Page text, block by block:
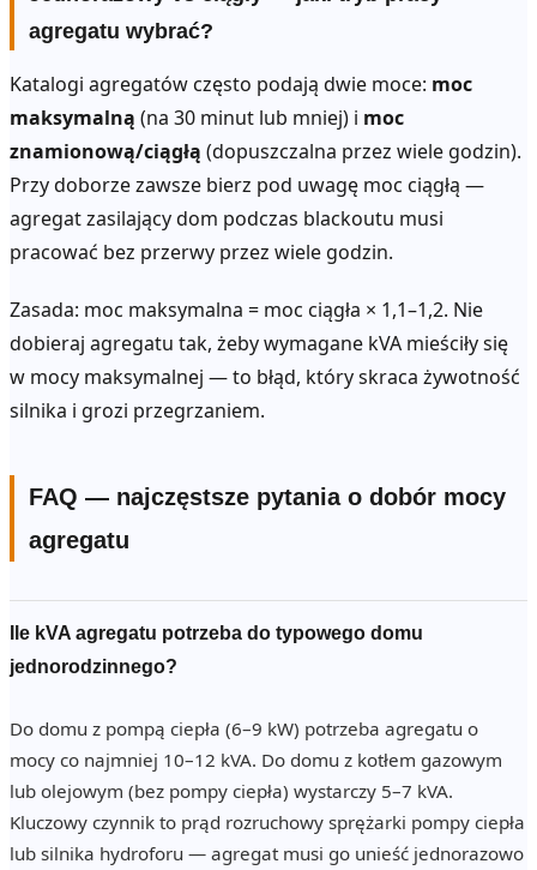
agregatu wybrać?
Katalogi agregatów często podają dwie moce: moc
maksymalną (na 30 minut lub mniej) i moc
znamionową/ciągłą (dopuszczalna przez wiele godzin).
Przy doborze zawsze bierz pod uwagę moc ciągłą —
agregat zasilający dom podczas blackoutu musi
pracować bez przerwy przez wiele godzin.
Zasada: moc maksymalna = moc ciągła × 1,1–1,2. Nie
dobieraj agregatu tak, żeby wymagane kVA mieściły się
w mocy maksymalnej — to błąd, który skraca żywotność
silnika i grozi przegrzaniem.
FAQ — najczęstsze pytania o dobór mocy
agregatu
Ile kVA agregatu potrzeba do typowego domu
jednorodzinnego?
Do domu z pompą ciepła (6–9 kW) potrzeba agregatu o
mocy co najmniej 10–12 kVA. Do domu z kotłem gazowym
lub olejowym (bez pompy ciepła) wystarczy 5–7 kVA.
Kluczowy czynnik to prąd rozruchowy sprężarki pompy ciepła
lub silnika hydroforu — agregat musi go unieść jednorazowo